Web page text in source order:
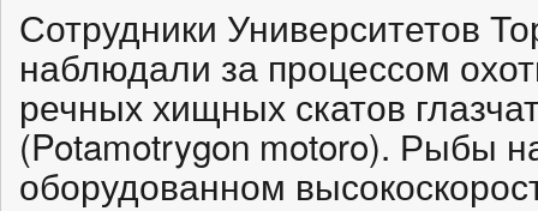
Сотрудники Университетов
наблюдали за процессом
речных хищных скатов
(Potamotrygon motoro). Рыбы
оборудованном